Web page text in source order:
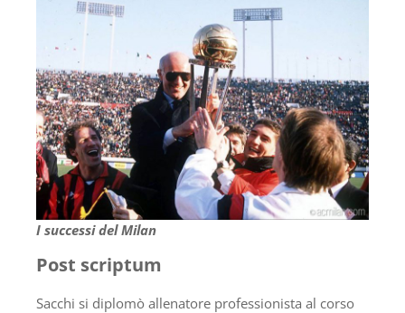
I successi del Milan
Post scriptum
Sacchi si diplomò allenatore professionista al corso